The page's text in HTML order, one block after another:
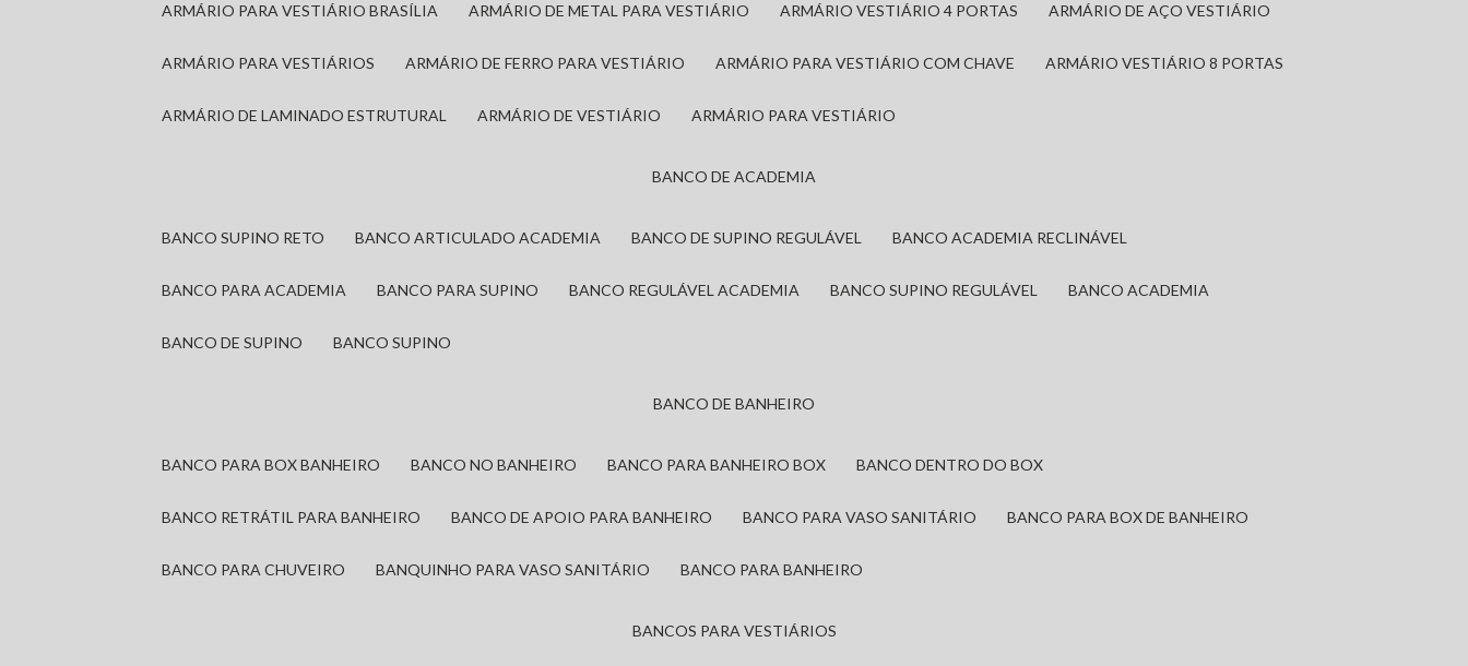
ARMÁRIO PARA VESTIÁRIO BRASÍLIA ARMÁRIO DE METAL PARA VESTIÁRIO ARMÁRIO VESTIÁRIO 4 PORTAS ARMÁRIO DE AÇO VESTIÁRIO
ARMÁRIO PARA VESTIÁRIOS ARMÁRIO DE FERRO PARA VESTIÁRIO ARMÁRIO PARA VESTIÁRIO COM CHAVE ARMÁRIO VESTIÁRIO 8 PORTAS
ARMÁRIO DE LAMINADO ESTRUTURAL ARMÁRIO DE VESTIÁRIO ARMÁRIO PARA VESTIÁRIO
BANCO DE ACADEMIA
BANCO SUPINO RETO BANCO ARTICULADO ACADEMIA BANCO DE SUPINO REGULÁVEL BANCO ACADEMIA RECLINÁVEL
BANCO PARA ACADEMIA BANCO PARA SUPINO BANCO REGULÁVEL ACADEMIA BANCO SUPINO REGULÁVEL BANCO ACADEMIA
BANCO DE SUPINO BANCO SUPINO
BANCO DE BANHEIRO
BANCO PARA BOX BANHEIRO BANCO NO BANHEIRO BANCO PARA BANHEIRO BOX BANCO DENTRO DO BOX
BANCO RETRÁTIL PARA BANHEIRO BANCO DE APOIO PARA BANHEIRO BANCO PARA VASO SANITÁRIO BANCO PARA BOX DE BANHEIRO
BANCO PARA CHUVEIRO BANQUINHO PARA VASO SANITÁRIO BANCO PARA BANHEIRO
BANCOS PARA VESTIÁRIOS